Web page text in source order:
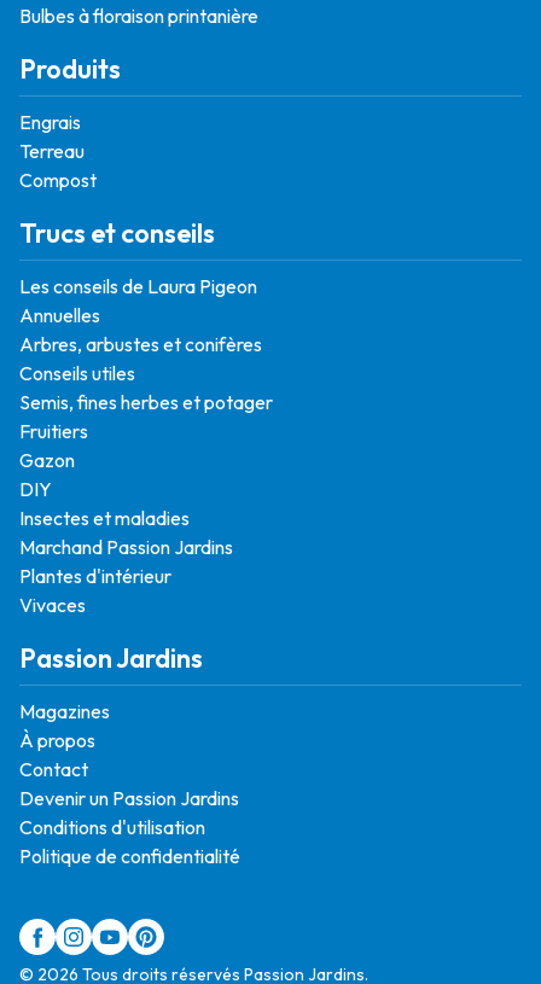
Bulbes à floraison printanière
Produits
Engrais
Terreau
Compost
Trucs et conseils
Les conseils de Laura Pigeon
Annuelles
Arbres, arbustes et conifères
Conseils utiles
Semis, fines herbes et potager
Fruitiers
Gazon
DIY
Insectes et maladies
Marchand Passion Jardins
Plantes d'intérieur
Vivaces
Passion Jardins
Magazines
À propos
Contact
Devenir un Passion Jardins
Conditions d'utilisation
Politique de confidentialité
© 2026 Tous droits réservés Passion Jardins.